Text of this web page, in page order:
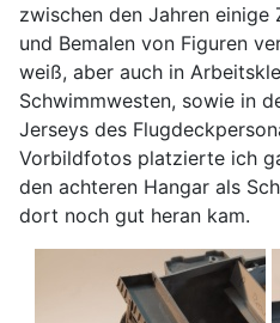
zwischen den Jahren
und Bemalen von Figuren
weiß, aber auch in
Schwimmwesten, sowie in
Jerseys des
Vorbildfotos platzierte ich
den achteren Hangar als
dort noch gut heran kam.